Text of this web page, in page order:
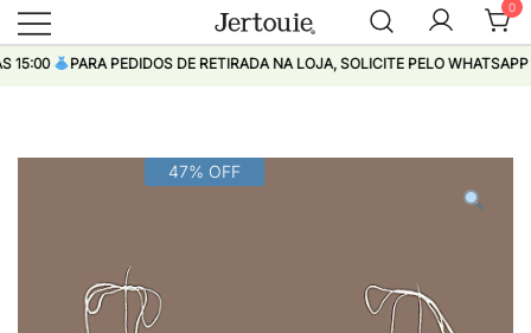
PARA PEDIDOS DE RETIRADA NA LOJA, SOLICITE PELO WHATSAPP
Jertouie
Loja de Roupas Femininas
0
47% OFF